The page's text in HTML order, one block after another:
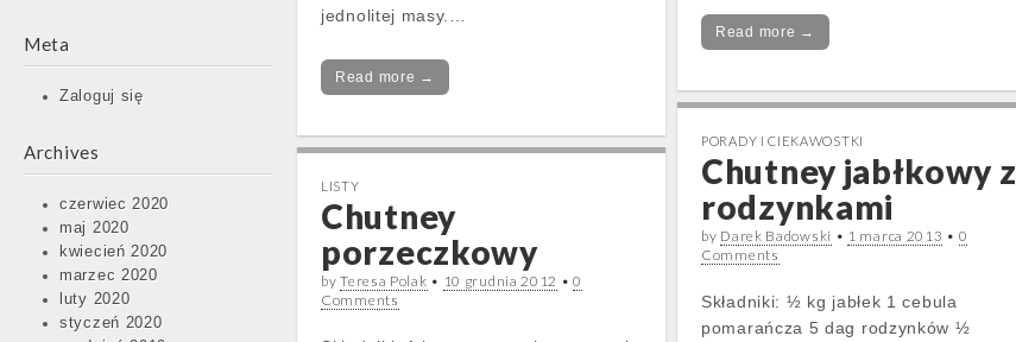
Meta
Zaloguj się
Archives
czerwiec 2020
maj 2020
kwiecień 2020
marzec 2020
luty 2020
styczeń 2020
jednolitej masy.…
Read more →
Read more →
PORADY I CIEKAWOSTKI
Chutney jabłkowy z
rodzynkami
by Darek Badowski • 1 marca 2013 • 0
Comments
Składniki: ½ kg jabłek 1 cebula
pomarańcza 5 dag rodzynków ½
LISTY
Chutney
porzeczkowy
byTeresa Polak • 10 grudnia 2012 •0
Comments